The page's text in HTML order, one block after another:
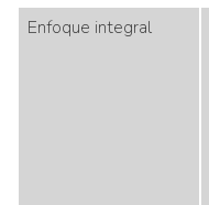
Enfoque integral